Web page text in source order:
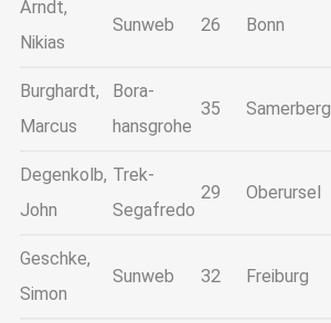
Arndt,
Nikias
Sunweb 26 Bonn
Burghardt,
Marcus
Bora-
hansgrohe
35 Samerberg
Degenkolb,
John
Trek-
Segafredo
29 Oberursel
Geschke,
Simon
Sunweb 32 Freiburg